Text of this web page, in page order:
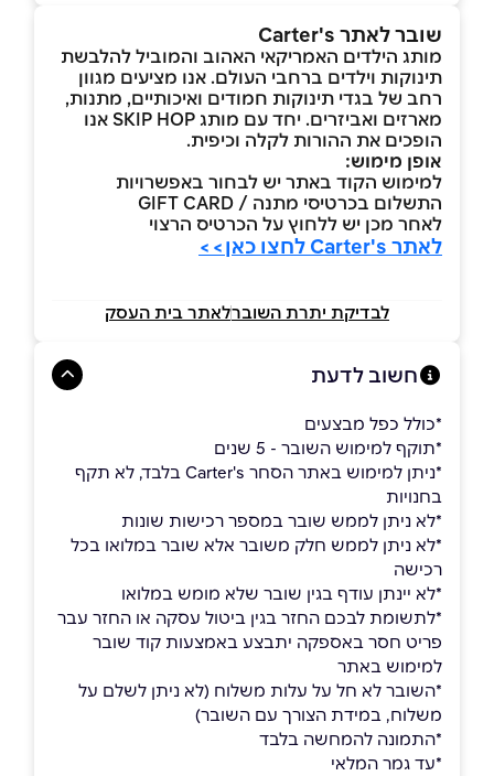
שובר לאתר Carter's
מותג הילדים האמריקאי האהוב והמוביל להלבשת
תינוקות וילדים ברחבי העולם. אנו מציעים מגוון
רחב של בגדי תינוקות חמודים ואיכותיים, מתנות,
מארזים ואביזרים. יחד עם מותג SKIP HOP אנו
הופכים את ההורות לקלה וכיפית.
אופן מימוש:
למימוש הקוד באתר יש לבחור באפשרויות
התשלום בכרטיסי מתנה / GIFT CARD
לאחר מכן יש ללחוץ על הכרטיס הרצוי
לאתר Carter's לחצו כאן>>
לבדיקת יתרת השוברלאתר בית העסק
חשוב לדעת
*כולל כפל מבצעים
*תוקף למימוש השובר - 5 שנים
*ניתן למימוש באתר הסחר Carter's בלבד, לא תקף
בחנויות
*לא ניתן לממש שובר במספר רכישות שונות
*לא ניתן לממש חלק משובר אלא שובר במלואו בכל
רכישה
*לא יינתן עודף בגין שובר שלא מומש במלואו
*לתשומת לבכם החזר בגין ביטול עסקה או החזר עבר
פריט חסר באספקה יתבצע באמצעות קוד שובר
למימוש באתר
*השובר לא חל על עלות משלוח (לא ניתן לשלם על
משלוח, במידת הצורך עם השובר)
*התמונה להמחשה בלבד
*עד גמר המלאי